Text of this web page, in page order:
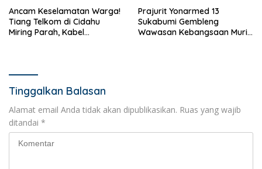
Ancam Keselamatan Warga!
Tiang Telkom di Cidahu
Miring Parah, Kabel
Prajurit Yonarmed 13
Sukabumi Gembleng
Wawasan Kebangsaan Murid
Tinggalkan Balasan
Alamat email Anda tidak akan dipublikasikan. Ruas yang wajib
ditandai *